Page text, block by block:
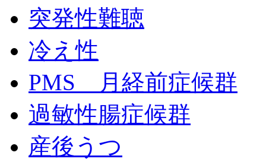
突発性難聴
冷え性
PMS 月経前症候群
過敏性腸症候群
産後うつ